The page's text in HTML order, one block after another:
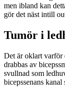
men ibland kan
gör det näst intill
Tumör i
Det är oklart varför
drabbas av
svullnad som
bicepssenans kanal